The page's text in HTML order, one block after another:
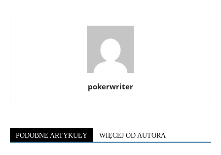
pokerwriter
PODOBNE ARTYKUŁY WIĘCEJ OD AUTORA